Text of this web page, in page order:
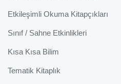
Etkileşimli Okuma Kitapçıkları
Sınıf / Sahne Etkinlikleri
Kısa Kısa Bilim
Tematik Kitaplık